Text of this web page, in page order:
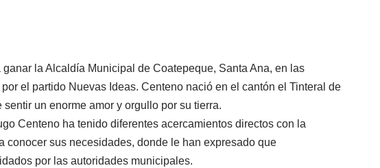
la Alcaldía Municipal de Coatepeque, Santa Ana, en las
el partido Nuevas Ideas. Centeno nació en el cantón el Tinteral de
un enorme amor y orgullo por su tierra.
Centeno ha tenido diferentes acercamientos directos con la
conocer sus necesidades, donde le han expresado que
por las autoridades municipales.